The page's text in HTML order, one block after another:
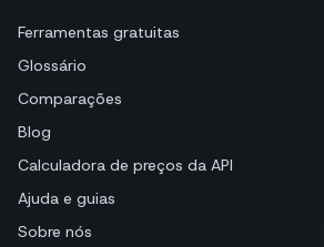
Ferramentas gratuitas
Glossário
Comparações
Blog
Calculadora de preços da API
Ajuda e guias
Sobre nós